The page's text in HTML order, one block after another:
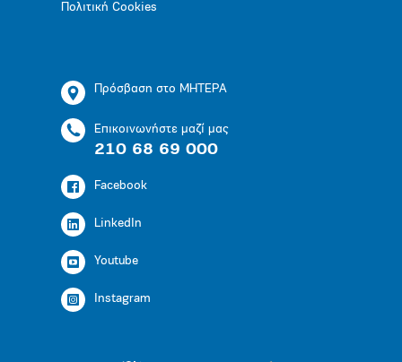
Πολιτική Cookies
Πρόσβαση στο ΜΗΤΕΡΑ
Επικοινωνήστε μαζί μας
210 68 69 000
Facebook
LinkedIn
Youtube
Instagram